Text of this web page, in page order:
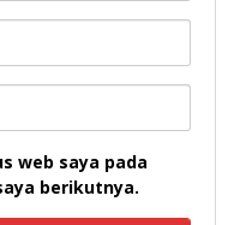
web saya pada
berikutnya.